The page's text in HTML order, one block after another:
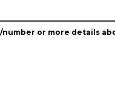
or more details